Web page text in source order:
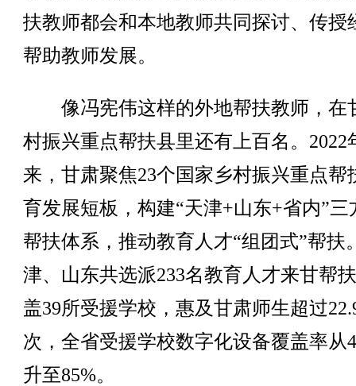
扶教师都会和本地教师共同探讨、传授
帮助教师发展。
像冯宪伟这样的外地帮扶教师，在
村振兴重点帮扶县里还有上百名。2022
来，甘肃聚焦23个国家乡村振兴重点帮
育发展短板，构建“天津+山东+省内”三
帮扶体系，推动教育人才“组团式”帮扶
津、山东共选派233名教育人才来甘帮
盖39所受援学校，惠及甘肃师生超过
次，全省受援学校数字化设备覆盖率从
升至85%。